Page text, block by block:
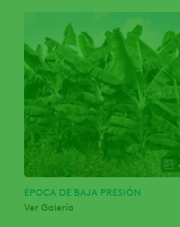
ÉPOCA DE BAJA PRESIÓN
Ver Galería